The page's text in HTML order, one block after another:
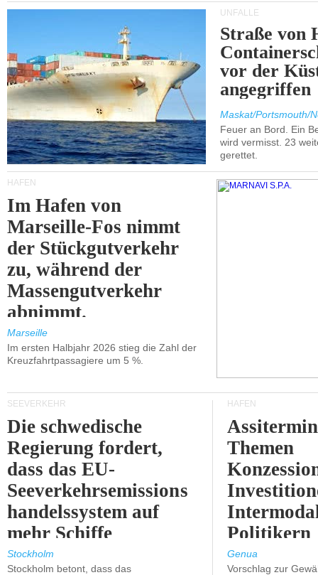
UNFÄLLE
Straße von
vor der
angegriffen
Maskat/Portsmouth/
Feuer an Bord. Ein
wird vermisst. 23
gerettet.
HÄFEN
Im Hafen von
Marseille-Fos nimmt
der Stückgutverkehr
zu, während der
Massengutverkehr
abnimmt.
Marseille
Im ersten Halbjahr 2026 stieg die Zahl der
Kreuzfahrtpassagiere um 5 %.
SEEVERKEHR
Die schwedische
Regierung fordert,
dass das EU-
Seeverkehrsemissions
handelssystem auf
mehr Schiffe
ausgeweitet wird.
Stockholm
Stockholm betont, dass das
HÄFEN
Themen
Politikern
Genua
Vorschlag zur